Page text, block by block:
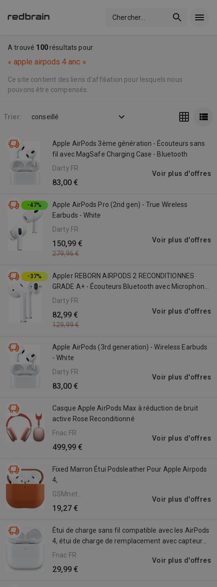
Chercher...
A trouvé 100résultats pour
« apple airpods 4 anc »
Ce site contient des liens d'affiliation pour lesquels nous
pouvons être compensés.
Trier: conseillé
Apple AirPods 3ème génération - Écouteurs sans
fil avec MagSafe Charging Case - Bluetooth
Darty FR
83,00 €
Voir plus d'offres
-47%
Apple AirPods Pro (2nd gen) - True Wireless
Earbuds - White
Darty FR
150,99 €
279,96 €
Voir plus d'offres
-37%
Appler REBORN AIRPODS 2 RECONDITIONNES
GRADE A+ - Écouteurs Bluetooth avec Microphone
Intégré
Darty FR
82,99 €
129,99 €
Voir plus d'offres
Apple AirPods (3rd generation) - Wireless Earbuds
- White
Darty FR
83,00 €
Voir plus d'offres
Casque Apple AirPods Max à réduction de bruit
active Rose Reconditionné
Fnac FR
499,99 €
Voir plus d'offres
Fixed Marron Étui Podsleather Pour Apple Airpods
4,
GSMnet
FR
19,27 €
Voir plus d'offres
Étui de charge sans fil compatible avec les AirPods
4, étui de charge de remplacement avec capteur
de mouvement pour les AirPods 4
Fnac FR
29,99 €
Voir plus d'offres